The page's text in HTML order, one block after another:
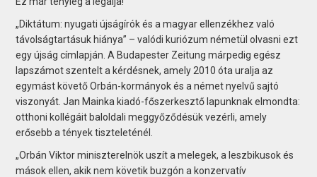
„Diktátum: nyugati újságírók és a magyar ellenzékhez való
távolságtartásuk hiánya” – valódi kuriózum németül olvasni ezt
egy újság címlapján. A Budapester Zeitung márpedig egész
lapszámot szentelt a kérdésnek, amely 2010 óta uralja az
egymást követő Orbán-kormányok és a német nyelvű sajtó
viszonyát. Jan Mainka kiadó-főszerkesztő lapunknak elmondta:
otthoni kollégáit baloldali meggyőződésük vezérli, amely
erősebb a tények tiszteleténél.
„Orbán Viktor miniszterelnök uszít a melegek, a leszbikusok és
mások ellen, akik nem követik buzgón a konzervatív